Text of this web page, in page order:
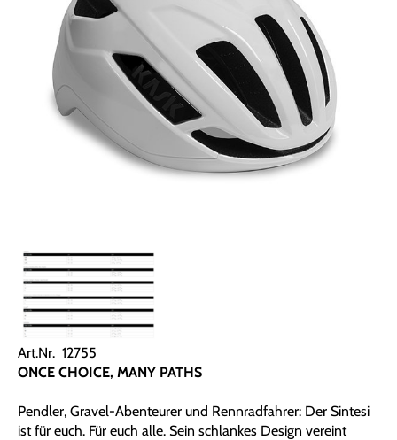
Art.Nr. 12755
ONCE CHOICE, MANY PATHS
Pendler, Gravel-Abenteurer und Rennradfahrer: Der Sintesi
ist für euch. Für euch alle. Sein schlankes Design vereint